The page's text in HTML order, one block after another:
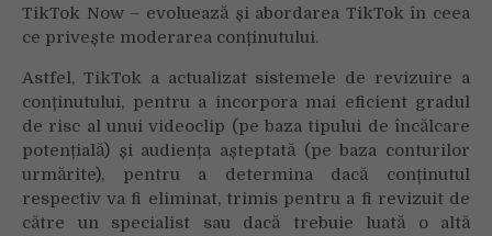
TikTok Now – evoluează și abordarea TikTok în ceea
ce privește moderarea conținutului.
Astfel, TikTok a actualizat sistemele de revizuire a
conținutului, pentru a incorpora mai eficient gradul
de risc al unui videoclip (pe baza tipului de încălcare
potențială) și audiența așteptată (pe baza conturilor
urmărite), pentru a determina dacă conținutul
respectiv va fi eliminat, trimis pentru a fi revizuit de
către un specialist sau dacă trebuie luată o altă